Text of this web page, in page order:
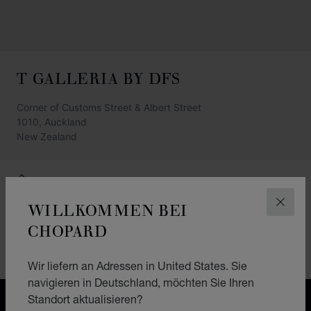
WILLKOMMEN BEI
CHOPARD
Wir liefern an Adressen in United States. Sie
navigieren in Deutschland, möchten Sie Ihren
Standort aktualisieren?
T GALLERIA BY DFS
Corner of Customs Street & Albert Street
1010, Auckland
New Zealand
+64 21 567 929
ANFAHRTSBESCHREIBUNG
KATEGORIEN
KOSTENLOSER VERSAND & LIEFERGEBIET